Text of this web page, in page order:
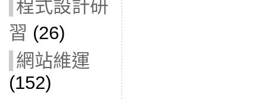
程式設計研
習 (26)
網站維運
(152)